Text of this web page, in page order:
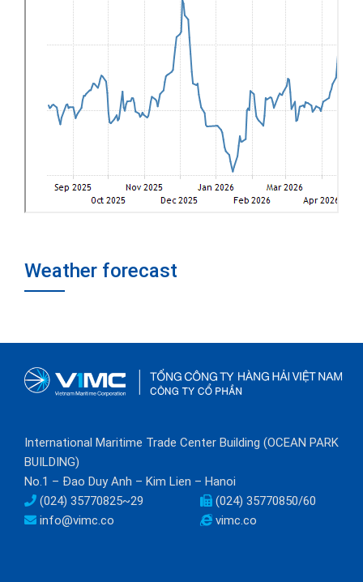
Weather forecast
International Maritime Trade Center Building (OCEAN PARK
BUILDING)
No.1 – Đao Duy Anh – Kim Lien – Hanoi
(024) 35770825~29
(024) 35770850/60
info@vimc.co
vimc.co